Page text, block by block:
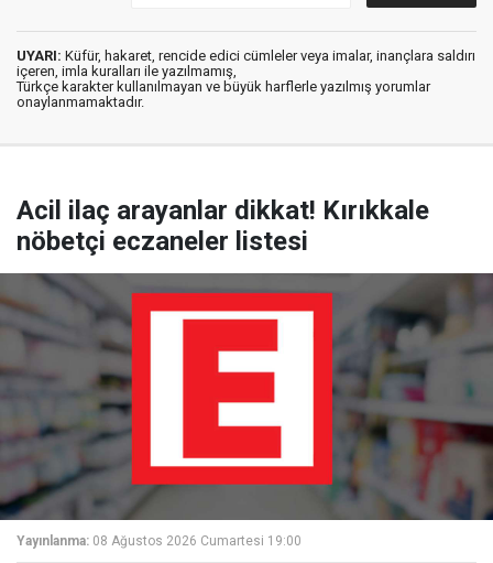
UYARI: Küfür, hakaret, rencide edici cümleler veya imalar, inançlara saldırı
içeren, imla kuralları ile yazılmamış,
Türkçe karakter kullanılmayan ve büyük harflerle yazılmış yorumlar
onaylanmamaktadır.
Acil ilaç arayanlar dikkat! Kırıkkale
nöbetçi eczaneler listesi
Yayınlanma: 08 Ağustos 2026 Cumartesi 19:00